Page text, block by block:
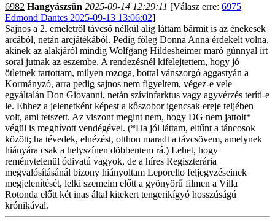
6982 Hangyászsün 2025-09-14 12:29:11 [Válasz erre: 6975
Edmond Dantes 2025-09-13 13:06:02]
Sajnos a 2. emeletről távcső nélkül alig láttam bármit is az énekesek
arcából, netán arcjátékából. Pedig főleg Donna Anna érdekelt volna,
akinek az alakjáról mindig Wolfgang Hildesheimer maró gúnnyal írt
sorai jutnak az eszembe. A rendezésnél kifelejtettem, hogy jó
ötletnek tartottam, milyen rozoga, bottal vánszorgó aggastyán a
Kormányzó, arra pedig sajnos nem figyeltem, végez-e vele
egyáltalán Don Giovanni, netán szívinfarktus vagy agyvérzés teríti-e
le. Ehhez a jelenetként képest a kőszobor igencsak ereje teljében
volt, ami tetszett. Az viszont megint nem, hogy DG nem jattolt*
végül is meghívott vendégével. (*Ha jól láttam, eltűnt a táncosok
között; ha tévedek, elnézést, otthon maradt a távcsövem, amelynek
hiányára csak a helyszínen döbbentem rá.) Lehet, hogy
reménytelenül ódivatú vagyok, de a híres Regiszterária
megvalósításánál bizony hiányoltam Leporello feljegyzéseinek
megjelenítését, lelki szemeim előtt a gyönyörű filmen a Villa
Rotonda előtt két inas által kitekert tengerikígyó hosszúságú
krónikával.